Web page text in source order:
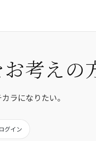
考えの
ラになりたい。
グイン